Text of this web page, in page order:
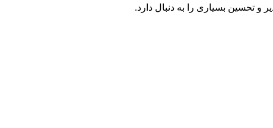
و تحسین بسیاری را به دنبال دارد.